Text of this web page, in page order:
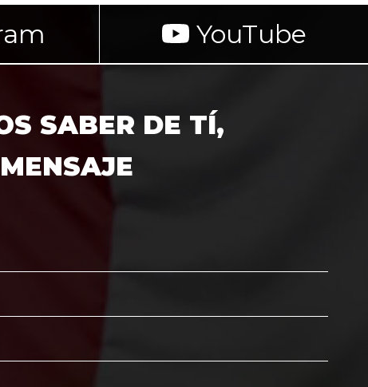
YouTube
SABER DE TÍ,